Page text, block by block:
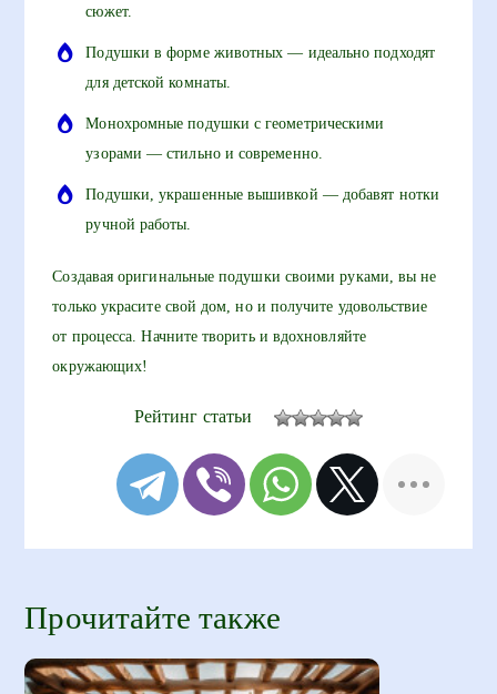
сюжет.
Подушки в форме животных — идеально подходят
для детской комнаты.
Монохромные подушки с геометрическими
узорами — стильно и современно.
Подушки, украшенные вышивкой — добавят нотки
ручной работы.
Создавая оригинальные подушки своими руками, вы не
только украсите свой дом, но и получите удовольствие
от процесса. Начните творить и вдохновляйте
окружающих!
Рейтинг статьи
Прочитайте также